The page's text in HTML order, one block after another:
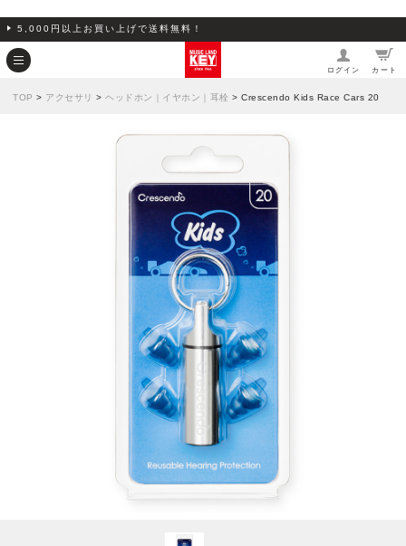
5,000円以上お買い上げで送料無料！
ログイン カート
TOP > アクセサリ > ヘッドホン｜イヤホン｜耳栓 > Crescendo Kids Race Cars 20